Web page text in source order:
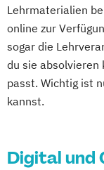
Heidelberg
Paderborn
Würzburg
Erlenbach
Griesheim
Wildau
Lehrmaterialien
online zur
sogar die
du sie absolvieren
passt. Wichtig ist
kannst.
Digital und